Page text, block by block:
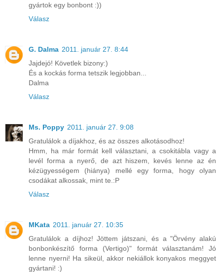
gyártok egy bonbont :))
Válasz
G. Dalma 2011. január 27. 8:44
Jajdejó! Követlek bizony:)
És a kockás forma tetszik legjobban...
Dalma
Válasz
Ms. Poppy 2011. január 27. 9:08
Gratulálok a díjakhoz, és az összes alkotásodhoz!
Hmm, ha már formát kell választani, a csokitábla vagy a
levél forma a nyerő, de azt hiszem, kevés lenne az én
kézügyességem (hiánya) mellé egy forma, hogy olyan
csodákat alkossak, mint te.:P
Válasz
MKata 2011. január 27. 10:35
Gratulálok a díjhoz! Jöttem játszani, és a "Örvény alakú
bonbonkészítő forma (Vertigo)" formát választanám! Jó
lenne nyerni! Ha sikeül, akkor nekiállok konyakos meggyet
gyártani! :)